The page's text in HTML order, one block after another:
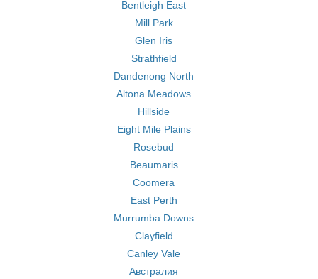
Bentleigh East
Mill Park
Glen Iris
Strathfield
Dandenong North
Altona Meadows
Hillside
Eight Mile Plains
Rosebud
Beaumaris
Coomera
East Perth
Murrumba Downs
Clayfield
Canley Vale
Австралия